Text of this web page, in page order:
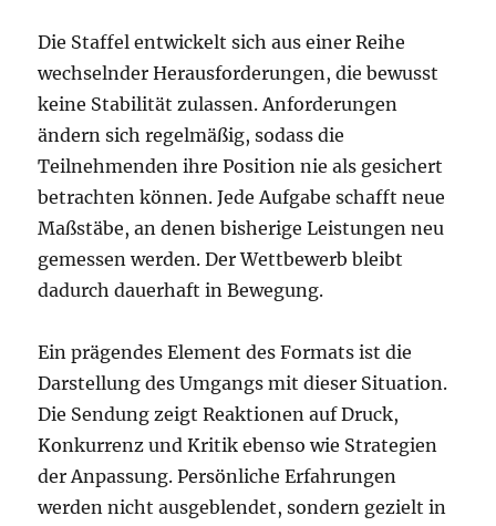
Die Staffel entwickelt sich aus einer Reihe
wechselnder Herausforderungen, die bewusst
keine Stabilität zulassen. Anforderungen
ändern sich regelmäßig, sodass die
Teilnehmenden ihre Position nie als gesichert
betrachten können. Jede Aufgabe schafft neue
Maßstäbe, an denen bisherige Leistungen neu
gemessen werden. Der Wettbewerb bleibt
dadurch dauerhaft in Bewegung.
Ein prägendes Element des Formats ist die
Darstellung des Umgangs mit dieser Situation.
Die Sendung zeigt Reaktionen auf Druck,
Konkurrenz und Kritik ebenso wie Strategien
der Anpassung. Persönliche Erfahrungen
werden nicht ausgeblendet, sondern gezielt in